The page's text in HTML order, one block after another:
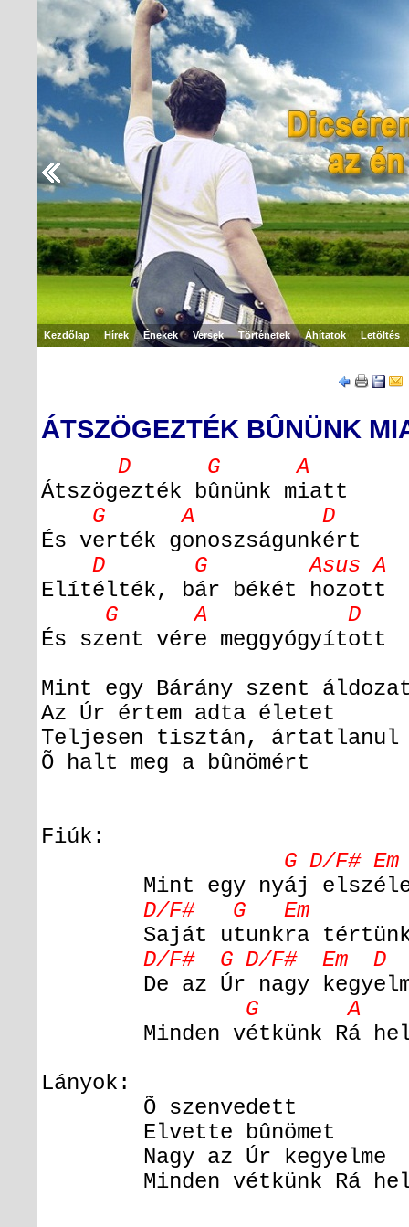
Kezdőlap Hírek Énekek Versek Történetek Áhítatok Letöltés
ÁTSZÖGEZTÉK BÛNÜNK
D G A
Átszögezték bûnünk miatt
G A D
És verték gonoszságunkért
D G Asus A
Elítélték, bár békét hozott
G A D
És szent vére meggyógyított
Mint egy Bárány szent
Az Úr értem adta életet
Teljesen tisztán, ártatlanul
Õ halt meg a bûnömért
Fiúk:
G D/F# Em D
Mint egy nyáj
D/F# G Em
Saját utunkra
D/F# G D/F# Em D
De az Úr nagy
G A
Minden vétkünk Rá
Lányok:
Õ szenvedett
Elvette bûnömet
Nagy az Úr kegyelme
Minden vétkünk Rá